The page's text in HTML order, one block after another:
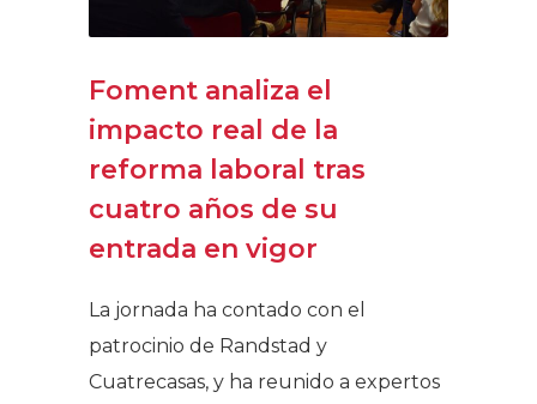
Foment analiza el
impacto real de la
reforma laboral tras
cuatro años de su
entrada en vigor
La jornada ha contado con el
patrocinio de Randstad y
Cuatrecasas, y ha reunido a expertos